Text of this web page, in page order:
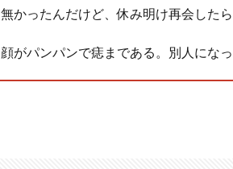
無かったんだけど、休み明け再会したら
顔がパンパンで痣まである。別人になっ